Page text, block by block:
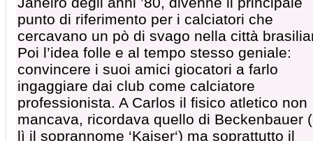
punto di riferimento per i calciatori che
cercavano un pò di svago nella città
Poi l’idea folle e al tempo stesso geniale:
convincere i suoi amici giocatori a farlo
ingaggiare dai club come calciatore
professionista. A Carlos il fisico atletico non
mancava, ricordava quello di Beckenbauer
lì il soprannome ‘Kaiser‘) ma soprattutto il